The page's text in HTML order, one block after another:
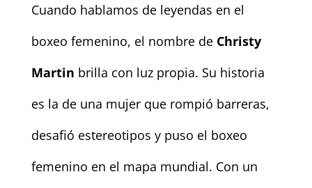
Cuando hablamos de leyendas en el
boxeo femenino, el nombre de Christy
Martin brilla con luz propia. Su historia
es la de una mujer que rompió barreras,
desafió estereotipos y puso el boxeo
femenino en el mapa mundial. Con un